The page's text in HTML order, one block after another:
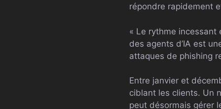
répondre rapidement
« Le rythme
des agents d’IA est
attaques de phishing
Entre janvier et
ciblant les clients. Un
peut désormais gérer